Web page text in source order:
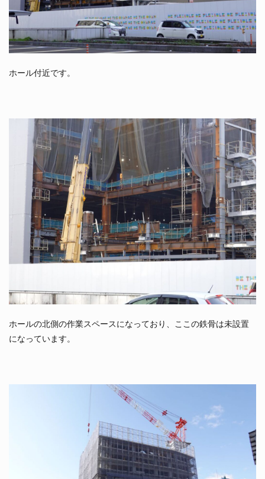
ホール付近です。
ホールの北側の作業スペースになっており、ここの鉄骨は未設置
になっています。